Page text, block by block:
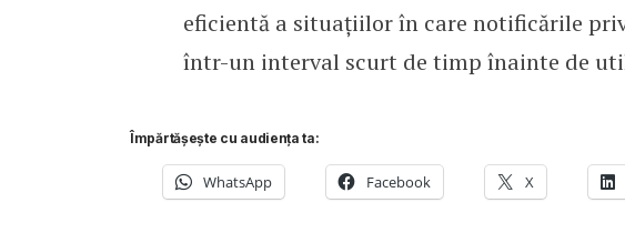
eficientă a situațiilor în care notificările
într-un interval scurt de timp înainte de
Împărtășește cu audiența ta:
WhatsApp Facebook X